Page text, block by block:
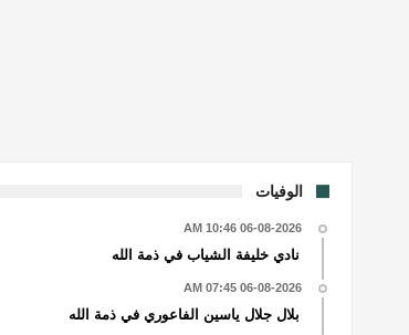
الوفيات
06-08-2026 10:46 AM
نادي خليفة الشياب في ذمة الله
06-08-2026 07:45 AM
بلال جلال ياسين الفاعوري في ذمة الله